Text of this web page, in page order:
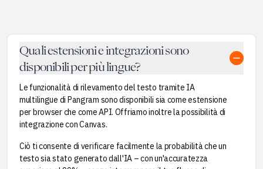
Quali estensioni e integrazioni sono
disponibili per più lingue?
Le funzionalità di rilevamento del testo tramite IA
multilingue di Pangram sono disponibili sia come estensione
per browser che come API. Offriamo inoltre la possibilità di
integrazione con Canvas.
Ciò ti consente di verificare facilmente la probabilità che un
testo sia stato generato dall'IA – con un'accuratezza